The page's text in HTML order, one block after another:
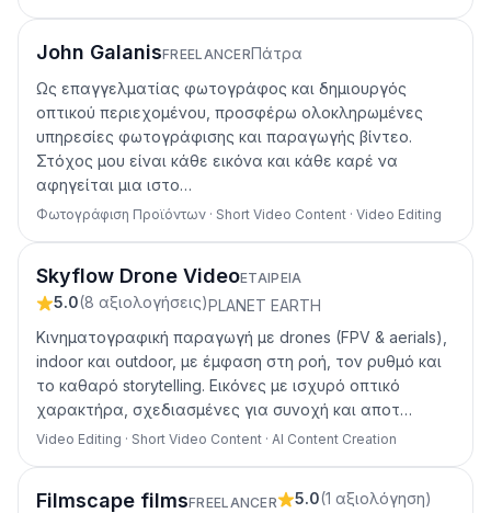
John GalanisFREELANCERΠάτρα
Ως επαγγελματίας φωτογράφος και δημιουργός
οπτικού περιεχομένου, προσφέρω ολοκληρωμένες
υπηρεσίες φωτογράφισης και παραγωγής βίντεο.
Στόχος μου είναι κάθε εικόνα και κάθε καρέ να
αφηγείται μια ιστο…
Φωτογράφιση Προϊόντων · Short Video Content · Video Editing
Skyflow Drone VideoΕΤΑΙΡΕΊΑ
5.0(8 αξιολογήσεις)PLANET EARTH
Κινηματογραφική παραγωγή με drones (FPV & aerials),
indoor και outdoor, με έμφαση στη ροή, τον ρυθμό και
το καθαρό storytelling. Εικόνες με ισχυρό οπτικό
χαρακτήρα, σχεδιασμένες για συνοχή και αποτ…
Video Editing · Short Video Content · AI Content Creation
Filmscape filmsFREELANCER 5.0(1 αξιολόγηση)